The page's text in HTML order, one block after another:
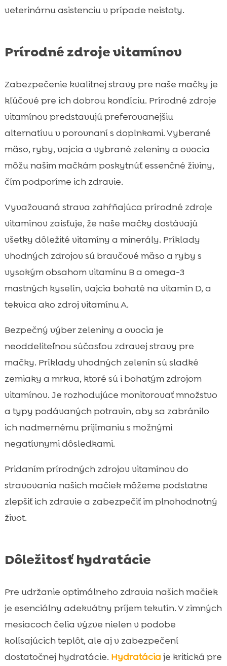
veterinárnu asistenciu v prípade neistoty.
Prírodné zdroje vitamínov
Zabezpečenie kvalitnej stravy pre naše mačky je
kľúčové pre ich dobrou kondíciu. Prírodné zdroje
vitamínov predstavujú preferovanejšiu
alternatívu v porovnaní s doplnkami. Vyberané
mäso, ryby, vajcia a vybrané zeleniny a ovocia
môžu našim mačkám poskytnúť essenčné živiny,
čím podporíme ich zdravie.
Vyvažovaná strava zahŕňajúca prírodné zdroje
vitamínov zaisťuje, že naše mačky dostávajú
všetky dôležité vitamíny a minerály. Príklady
vhodných zdrojov sú bravčové mäso a ryby s
vysokým obsahom vitamínu B a omega-3
mastných kyselín, vajcia bohaté na vitamín D, a
tekvica ako zdroj vitamínu A.
Bezpečný výber zeleniny a ovocia je
neoddeliteľnou súčasťou zdravej stravy pre
mačky. Príklady vhodných zelenín sú sladké
zemiaky a mrkva, ktoré sú i bohatým zdrojom
vitamínov. Je rozhodujúce monitorovať množstvo
a typy podávaných potravín, aby sa zabránilo
ich nadmernému prijímaniu s možnými
negatívnymi dôsledkami.
Pridaním prírodných zdrojov vitamínov do
stravovania našich mačiek môžeme podstatne
zlepšiť ich zdravie a zabezpečiť im plnohodnotný
život.
Dôležitosť hydratácie
Pre udržanie optimálneho zdravia našich mačiek
je esenciálny adekvátny príjem tekutín. V zimných
mesiacoch čelia výzve nielen v podobe
kolísajúcich teplôt, ale aj v zabezpečení
dostatočnej hydratácie. Hydratácia je kritická pre